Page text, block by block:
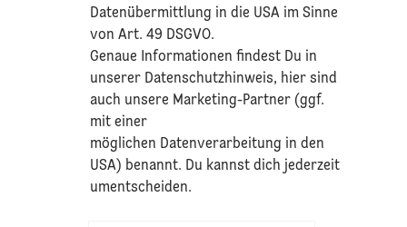
Datenübermittlung in die USA im Sinne
von Art. 49 DSGVO.​
​Genaue Informationen findest Du in
unserer Datenschutzhinweis, hier sind
auch unsere Marketing-Partner (ggf.
mit einer
möglichen Datenverarbeitung in den
USA) benannt. Du kannst dich jederzeit
umentscheiden.